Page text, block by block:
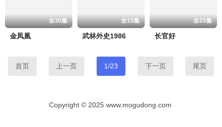
全30集
金凤凰
全15集
武林外史1986
全25集
长官好
首页 上一页 1/23 下一页 尾页
Copyright © 2025 www.mogudong.com